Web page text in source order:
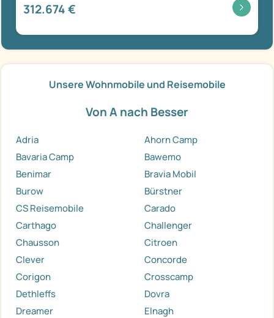
312.674 €
Unsere Wohnmobile und Reisemobile
Von A nach Besser
Adria
Ahorn Camp
Bavaria Camp
Bawemo
Benimar
Bravia Mobil
Burow
Bürstner
CS Reisemobile
Carado
Carthago
Challenger
Chausson
Citroen
Clever
Concorde
Corigon
Crosscamp
Dethleffs
Dovra
Dreamer
Elnagh